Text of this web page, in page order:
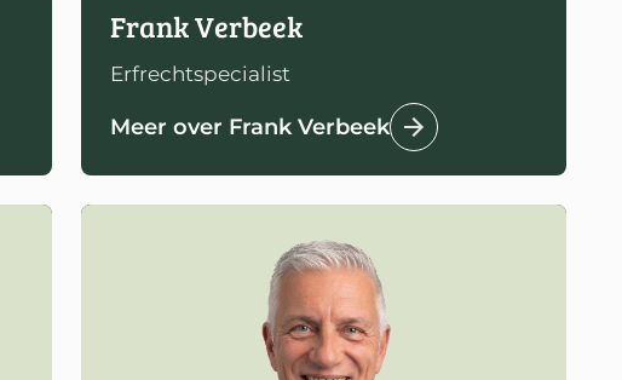
Frank Verbeek
Erfrechtspecialist
Meer over Frank Verbeek